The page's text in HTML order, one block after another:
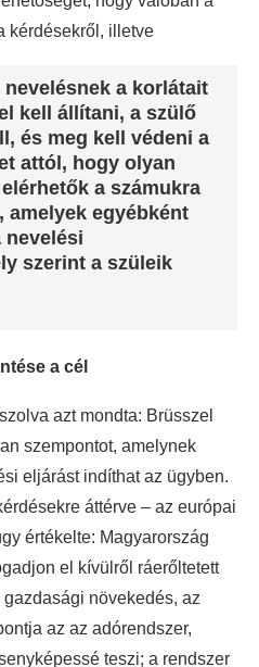
kérdésekről, illetve
a korlátait
kell állítani, a szülő
és meg kell védeni a
attól, hogy olyan
a számukra
amelyek egyébként
nevelési
szerint a szüleik
a cél
azt mondta: Brüsszel
szempontot, amelynek
eljárást indíthat az ügyben.
áttérve – az európai
értékelte: Magyarország
el kívülről ráerőltetett
növekedés, az
az az adórendszer,
teszi; a rendszer